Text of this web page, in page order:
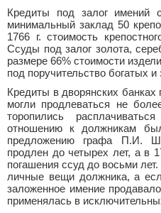
Кредиты под залог имений
минимальный заклад 50
1766 г. стоимость
Ссуды под залог золота,
размере 66% стоимости
под поручительство богатых
Кредиты в дворянских банках
могли продлеваться не
торопились
отношению к должникам
предложению графа П.И.
продлен до четырех лет, а в
погашения ссуд до восьми
личные вещи должника, а
заложенное имение
применялась в